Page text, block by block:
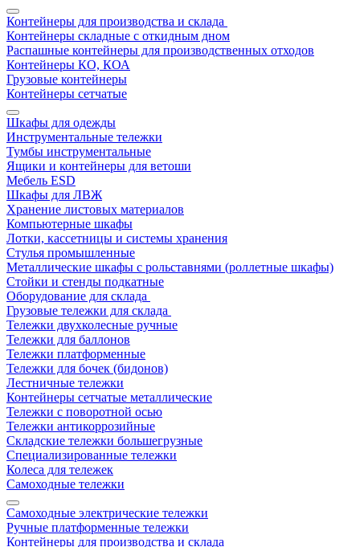
Контейнеры для производства и склада
Контейнеры складные с откидным дном
Распашные контейнеры для производственных отходов
Контейнеры КО, КОА
Грузовые контейнеры
Контейнеры сетчатые
Шкафы для одежды
Инструментальные тележки
Тумбы инструментальные
Ящики и контейнеры для ветоши
Мебель ESD
Шкафы для ЛВЖ
Хранение листовых материалов
Компьютерные шкафы
Лотки, кассетницы и системы хранения
Стулья промышленные
Металлические шкафы с рольставнями (роллетные шкафы)
Стойки и стенды подкатные
Оборудование для склада
Грузовые тележки для склада
Тележки двухколесные ручные
Тележки для баллонов
Тележки платформенные
Тележки для бочек (бидонов)
Лестничные тележки
Контейнеры сетчатые металлические
Тележки с поворотной осью
Тележки антикоррозийные
Складские тележки большегрузные
Специализированные тележки
Колеса для тележек
Самоходные тележки
Самоходные электрические тележки
Ручные платформенные тележки
Контейнеры для производства и склада